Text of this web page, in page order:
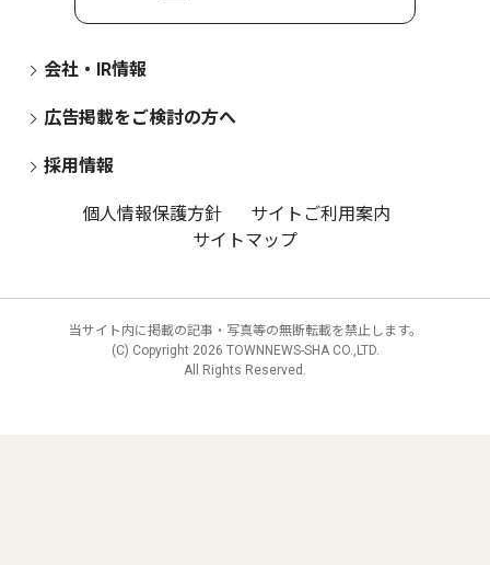
会社・IR情報
広告掲載をご検討の方へ
採用情報
個人情報保護方針
サイトご利用案内
サイトマップ
当サイト内に掲載の記事・写真等の無断転載を禁止します。
(C) Copyright 2026 TOWNNEWS-SHA CO.,LTD.
All Rights Reserved.